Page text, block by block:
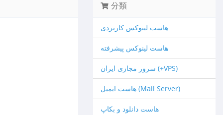
分類
هاست لینوکس کاربردی
هاست لینوکس پیشرفته
سرور مجازی ایران (+VPS)
هاست ایمیل (Mail Server)
هاست دانلود و بکاپ